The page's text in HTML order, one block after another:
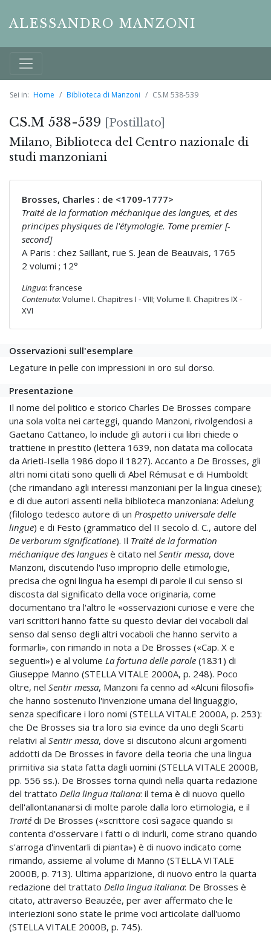
ALESSANDRO MANZONI
Sei in: Home Biblioteca di Manzoni CS.M 538-539
CS.M 538-539 [Postillato]
Milano, Biblioteca del Centro nazionale di
studi manzoniani
Brosses, Charles : de <1709-1777>
Traité de la formation méchanique des langues, et des
principes physiques de l'étymologie. Tome premier [-
second]
A Paris : chez Saillant, rue S. Jean de Beauvais, 1765
2 volumi ; 12°
Lingua: francese
Contenuto: Volume I. Chapitres I - VIII; Volume II. Chapitres IX -
XVI
Osservazioni sull'esemplare
Legature in pelle con impressioni in oro sul dorso.
Presentazione
Il nome del politico e storico Charles De Brosses compare
una sola volta nei carteggi, quando Manzoni, rivolgendosi a
Gaetano Cattaneo, lo include gli autori i cui libri chiede o
trattiene in prestito (lettera 1639, non datata ma collocata
da Arieti-Isella 1986 dopo il 1827). Accanto a De Brosses, gli
altri nomi citati sono quelli di Abel Rémusat e di Humboldt
(che rimandano agli interessi manzoniani per la lingua cinese);
e di due autori assenti nella biblioteca manzoniana: Adelung
(filologo tedesco autore di un Prospetto universale delle
lingue) e di Festo (grammatico del II secolo d. C., autore del
De verborum significatione). Il Traité de la formation
méchanique des langues è citato nel Sentir messa, dove
Manzoni, discutendo l'uso improprio delle etimologie,
precisa che ogni lingua ha esempi di parole il cui senso si
discosta dal significato della voce originaria, come
documentano tra l'altro le «osservazioni curiose e vere che
vari scrittori hanno fatte su questo deviar dei vocaboli dal
senso dal senso degli altri vocaboli che hanno servito a
formarli», con rimando in nota a De Brosses («Cap. X e
seguenti») e al volume La fortuna delle parole (1831) di
Giuseppe Manno (STELLA VITALE 2000A, p. 248). Poco
oltre, nel Sentir messa, Manzoni fa cenno ad «Alcuni filosofi»
che hanno sostenuto l'invenzione umana del linguaggio,
senza specificare i loro nomi (STELLA VITALE 2000A, p. 253):
che De Brosses sia tra loro sia evince da uno degli Scarti
relativi al Sentir messa, dove si discutono alcuni argomenti
addotti da De Brosses in favore della teoria che una lingua
primitiva sia stata fatta dagli uomini (STELLA VITALE 2000B,
pp. 556 ss.). De Brosses torna quindi nella quarta redazione
del trattato Della lingua italiana: il tema è di nuovo quello
dell'allontananarsi di molte parole dalla loro etimologia, e il
Traité di De Brosses («scrittore così sagace quando si
contenta d'osservare i fatti o di indurli, come strano quando
s'arroga d'inventarli di pianta») è di nuovo indicato come
rimando, assieme al volume di Manno (STELLA VITALE
2000B, p. 713). Ultima apparizione, di nuovo entro la quarta
redazione del trattato Della lingua italiana: De Brosses è
citato, attraverso Beauzée, per aver affermato che le
interiezioni sono state le prime voci articolate dall'uomo
(STELLA VITALE 2000B, p. 745).